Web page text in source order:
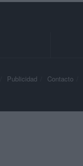
Publicidad Contacto